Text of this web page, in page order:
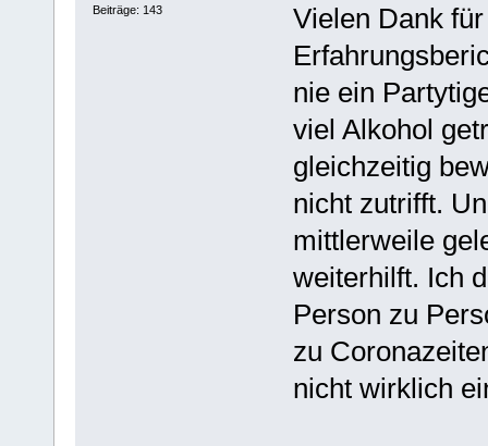
Beiträge: 143
Vielen Dank
nie ein
viel Alkohol
gleichzeitig
nicht zutrifft.
mittlerweile
weiterhilft. Ich
Person zu
zu
nicht wirklich